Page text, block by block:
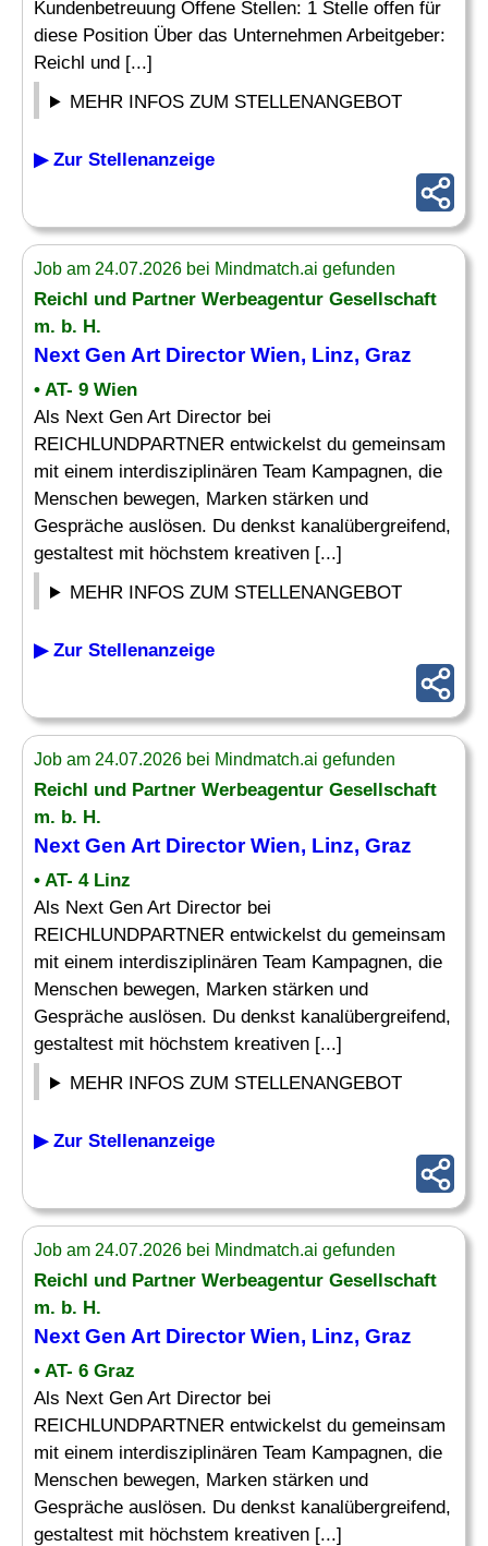
Kundenbetreuung Offene Stellen: 1 Stelle offen für
diese Position Über das Unternehmen Arbeitgeber:
Reichl und [...]
MEHR INFOS ZUM STELLENANGEBOT
▶ Zur Stellenanzeige
Job am 24.07.2026 bei Mindmatch.ai gefunden
Reichl und Partner Werbeagentur Gesellschaft
m. b. H.
Next Gen Art Director Wien, Linz, Graz
• AT- 9 Wien
Als Next Gen Art Director bei
REICHLUNDPARTNER entwickelst du gemeinsam
mit einem interdisziplinären Team Kampagnen, die
Menschen bewegen, Marken stärken und
Gespräche auslösen. Du denkst kanalübergreifend,
gestaltest mit höchstem kreativen [...]
MEHR INFOS ZUM STELLENANGEBOT
▶ Zur Stellenanzeige
Job am 24.07.2026 bei Mindmatch.ai gefunden
Reichl und Partner Werbeagentur Gesellschaft
m. b. H.
Next Gen Art Director Wien, Linz, Graz
• AT- 4 Linz
Als Next Gen Art Director bei
REICHLUNDPARTNER entwickelst du gemeinsam
mit einem interdisziplinären Team Kampagnen, die
Menschen bewegen, Marken stärken und
Gespräche auslösen. Du denkst kanalübergreifend,
gestaltest mit höchstem kreativen [...]
MEHR INFOS ZUM STELLENANGEBOT
▶ Zur Stellenanzeige
Job am 24.07.2026 bei Mindmatch.ai gefunden
Reichl und Partner Werbeagentur Gesellschaft
m. b. H.
Next Gen Art Director Wien, Linz, Graz
• AT- 6 Graz
Als Next Gen Art Director bei
REICHLUNDPARTNER entwickelst du gemeinsam
mit einem interdisziplinären Team Kampagnen, die
Menschen bewegen, Marken stärken und
Gespräche auslösen. Du denkst kanalübergreifend,
gestaltest mit höchstem kreativen [...]